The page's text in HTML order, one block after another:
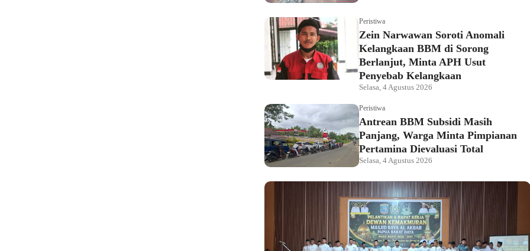
Peristiwa
Zein Narwawan Soroti Anomali
Kelangkaan BBM di Sorong
Berlanjut, Minta APH Usut
Penyebab Kelangkaan
Selasa, 4 Agustus 2026
Peristiwa
Antrean BBM Subsidi Masih
Panjang, Warga Minta Pimpianan
Pertamina Dievaluasi Total
Selasa, 4 Agustus 2026